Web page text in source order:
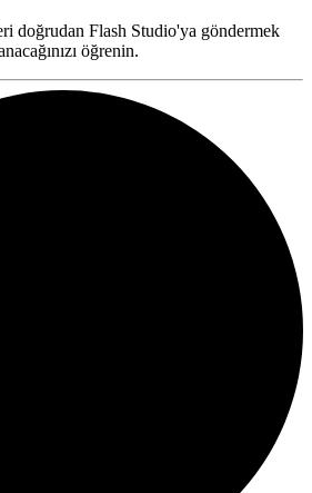
doğrudan Flash Studio'ya göndermek
öğrenin.